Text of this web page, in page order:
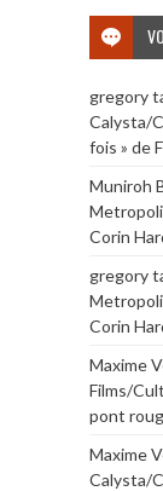
gregory
Calysta/
fois » de
Muniroh
Corin
gregory
Corin
Maxime
Films/
pont
Maxime
Calysta/